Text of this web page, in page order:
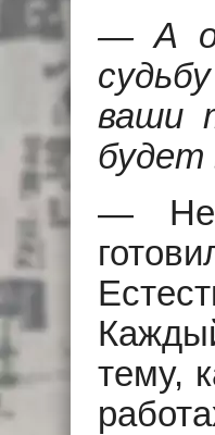
— А
ваши
будет
—
тему,